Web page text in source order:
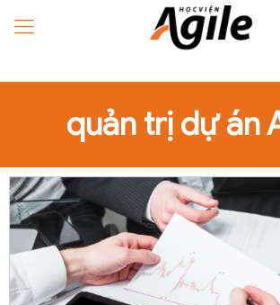
quản trị dự án